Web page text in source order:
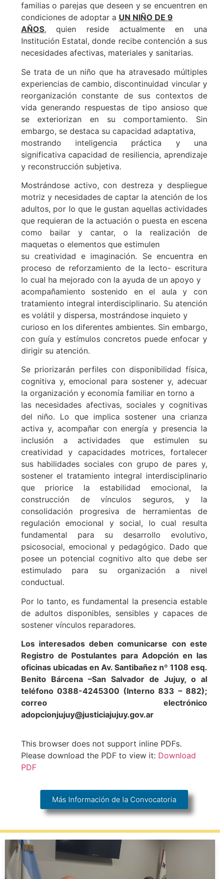
familias o parejas que deseen y se encuentren en
condiciones de adoptar a UN NIÑO DE 9
AÑOS, quien reside actualmente en una
Institución Estatal, donde recibe contención a sus
necesidades afectivas, materiales y sanitarias.
Se trata de un niño que ha atravesado múltiples
experiencias de cambio, discontinuidad vincular y
reorganización constante de sus contextos de
vida generando respuestas de tipo ansioso que
se exteriorizan en su comportamiento. Sin
embargo, se destaca su capacidad adaptativa,
mostrando inteligencia práctica y una
significativa capacidad de resiliencia, aprendizaje
y reconstrucción subjetiva.
Mostrándose activo, con destreza y despliegue
motriz y necesidades de captar la atención de los
adultos, por lo que le gustan aquellas actividades
que requieran de la actuación o puesta en escena
como bailar y cantar, o la realización de
maquetas o elementos que estimulen
su creatividad e imaginación. Se encuentra en
proceso de reforzamiento de la lecto- escritura
lo cual ha mejorado con la ayuda de un apoyo y
acompañamiento sostenido en el aula y con
tratamiento integral interdisciplinario. Su atención
es volátil y dispersa, mostrándose inquieto y
curioso en los diferentes ambientes. Sin embargo,
con guía y estímulos concretos puede enfocar y
dirigir su atención.
Se priorizarán perfiles con disponibilidad física,
cognitiva y, emocional para sostener y, adecuar
la organización y economía familiar en torno a
las necesidades afectivas, sociales y cognitivas
del niño. Lo que implica sostener una crianza
activa y, acompañar con energía y presencia la
inclusión a actividades que estimulen su
creatividad y capacidades motrices, fortalecer
sus habilidades sociales con grupo de pares y,
sostener el tratamiento integral interdisciplinario
que priorice la estabilidad emocional, la
construcción de vínculos seguros, y la
consolidación progresiva de herramientas de
regulación emocional y social, lo cual resulta
fundamental para su desarrollo evolutivo,
psicosocial, emocional y pedagógico. Dado que
posee un potencial cognitivo alto que debe ser
estimulado para su organización a nivel
conductual.
Por lo tanto, es fundamental la presencia estable
de adultos disponibles, sensibles y capaces de
sostener vínculos reparadores.
Los interesados deben comunicarse con este
Registro de Postulantes para Adopción en las
oficinas ubicadas en Av. Santibañez nº 1108 esq.
Benito Bárcena –San Salvador de Jujuy, o al
teléfono 0388-4245300 (Interno 833 – 882);
correo electrónico
adopcionjujuy@justiciajujuy.gov.ar
This browser does not support inline PDFs.
Please download the PDF to view it: Download
PDF
Más Información de la Convocatoria